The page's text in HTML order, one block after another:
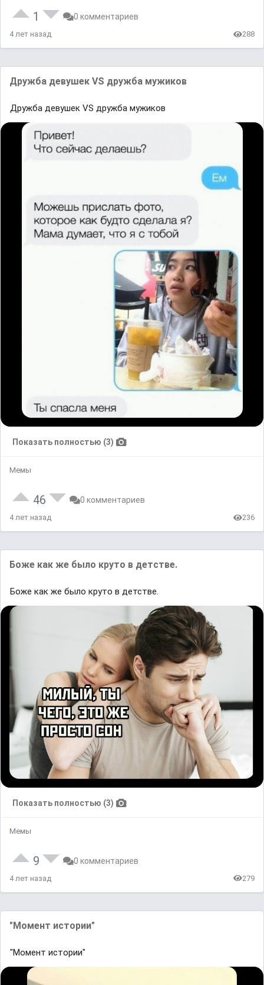
1 0 комментариев
4 лет назад 288
Дружба девушек VS дружба мужиков
Дружба девушек VS дружба мужиков
Показать полностью (3)
Мемы
46 0 комментариев
4 лет назад 236
Боже как же было круто в детстве.
Боже как же было круто в детстве.
Показать полностью (3)
Мемы
9 0 комментариев
4 лет назад 279
"Момент истории"
"Момент истории"